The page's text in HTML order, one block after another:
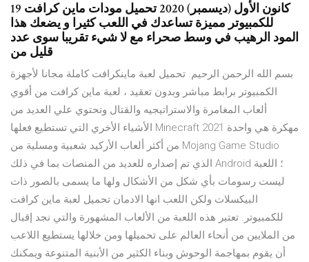
19 كانون الأول (ديسمبر) 2020 تحميل مودات ماين كرافت
للكمبيوتر مميزة تساعدك في اللعب كثيرا و يضعك هذا
المود الرهيب في وسط صحراء مع لا شيء تقريبا سوى عدد
بسم الله الرحمن الرحيم. تحميل لعبة ماينكرافت كاملة مجانا لأجهزة
الكمبيوتر برابط مباشر وبدون تعقيد ، لعبة ماين كرافت من أقوي
ألعاب المغامرة والاستراتيجيه والقتال وتحتوي علي العديد من
الأشياء الأخري التي تستطيع فعلها Minecraft 2021 مهكرة هي واحدة
من أكثر ألعاب الأركيد شعبية ومسلية من Mojang Game Studio
الذي تم إصداره للعديد من المنصات بما في ذلك Android ؛ اللعبة
ليست رسومات بأي شكل من الأشكال ولها ما يسمى بالصور ذات
البيكسلات ولكن اللعب انها الادمان تحميل لعبة ماين كرافت
للكمبيوتر. تعتبر هذه اللعبة من الألعاب المشهورة والتي نجد إقبال
من الملايين من أنحاء العالم على تحميلها ومن خلالها يستطيع اللاعب
أن يقوم بمهاجمة الوحوش وبناء الكثير من الأبنية المتنوعة ويمكنك